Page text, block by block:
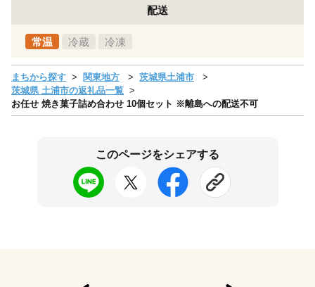
配送
常温 冷蔵 冷凍
まちから探す 関東地方
茨城県土浦市
茨城県 土浦市の返礼品一覧
お任せ 焼き菓子詰め合わせ 10個セット ※離島への配送不可
このページをシェアする